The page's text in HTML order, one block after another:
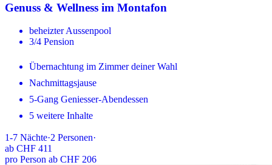
Genuss & Wellness im Montafon
beheizter Aussenpool
3/4 Pension
Übernachtung im Zimmer deiner Wahl
Nachmittagsjause
5-Gang Geniesser-Abendessen
5 weitere Inhalte
1-7 Nächte·2 Personen·
ab CHF 411
pro Person ab CHF 206